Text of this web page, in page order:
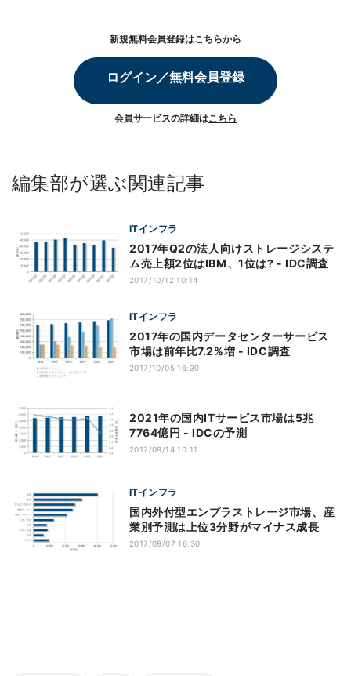
新規無料会員登録はこちらから
ログイン／無料会員登録
会員サービスの詳細はこちら
編集部が選ぶ関連記事
ITインフラ
2017年Q2の法人向けストレージシステ
ム売上額2位はIBM、1位は? - IDC調査
2017/10/12 10:14
ITインフラ
2017年の国内データセンターサービス
市場は前年比7.2%増 - IDC調査
2017/10/05 16:30
2021年の国内ITサービス市場は5兆
7764億円 - IDCの予測
2017/09/14 10:11
ITインフラ
国内外付型エンプラストレージ市場、産
業別予測は上位3分野がマイナス成長
2017/09/07 16:30